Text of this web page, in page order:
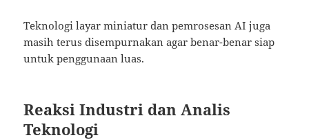
Teknologi layar miniatur dan pemrosesan AI juga
masih terus disempurnakan agar benar-benar siap
untuk penggunaan luas.
Reaksi Industri dan Analis
Teknologi